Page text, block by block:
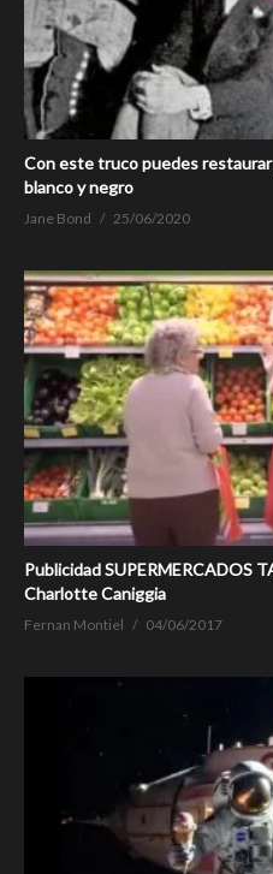
Con este truco puedes
blanco y negro
Jane Bond 25/06/2020
Publicidad SUPERMERCADOS
Charlotte Caniggia
Fernan Montiel 04/06/2017